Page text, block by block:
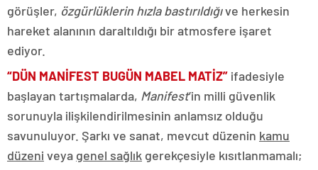
görüşler, özgürlüklerin hızla bastırıldığıve herkesin
hareket alanının daraltıldığı bir atmosfere işaret
ediyor.
“DÜN MANİFEST BUGÜN MABEL MATİZ” ifadesiyle
başlayan tartışmalarda, Manifest’in milli güvenlik
sorunuyla ilişkilendirilmesinin anlamsız olduğu
savunuluyor. Şarkı ve sanat, mevcut düzenin kamu
düzeni veya genel sağlık gerekçesiyle kısıtlanmamalı;